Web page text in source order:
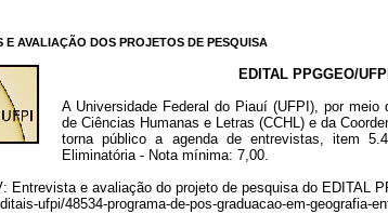
AVALIAÇÃO DOS PROJETOS DE PESQUISA
EDITAL PPGGEO/
A Universidade Federal do Piauí (UFPI), por
de Ciências Humanas e Letras (CCHL) e da
torna público a agenda de entrevistas, item
Eliminatória - Nota mínima: 7,00.
e avaliação do projeto de pesquisa do EDITAL
ufpi/48534-programa-de-pos-graduacao-em-geografia-